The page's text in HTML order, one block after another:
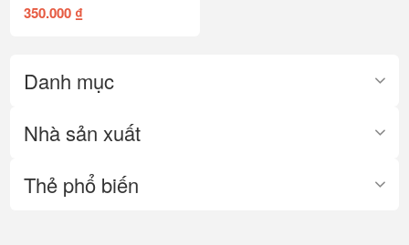
Danh mục
Nhà sản xuất
Thẻ phổ biến
350.000 ₫